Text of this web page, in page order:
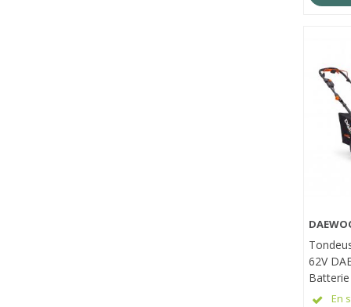
62V
En